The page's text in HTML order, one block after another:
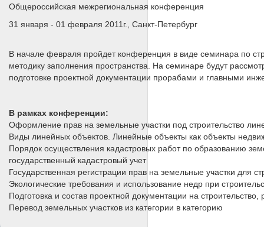
Общероссийская межрегиональная конференция
31 января - 01 февраля 2011г., Санкт-Петербург
В начале февраля пройдет конференция в виде семинара по
методику заполнения пространства. На семинаре будут
подготовке проектной документации прорабами и главными
В рамках конференции:
Оформление прав на земельные участки под строительство
Виды линейных объектов. Линейные объекты как объекты
Порядок осуществления кадастровых работ по образованию
государственный кадастровый учет
Государственная регистрации прав на земельные участки для
Экологические требования и использование недр при
Подготовка и состав проектной документации на
Перевод земельных участков из категории в категорию